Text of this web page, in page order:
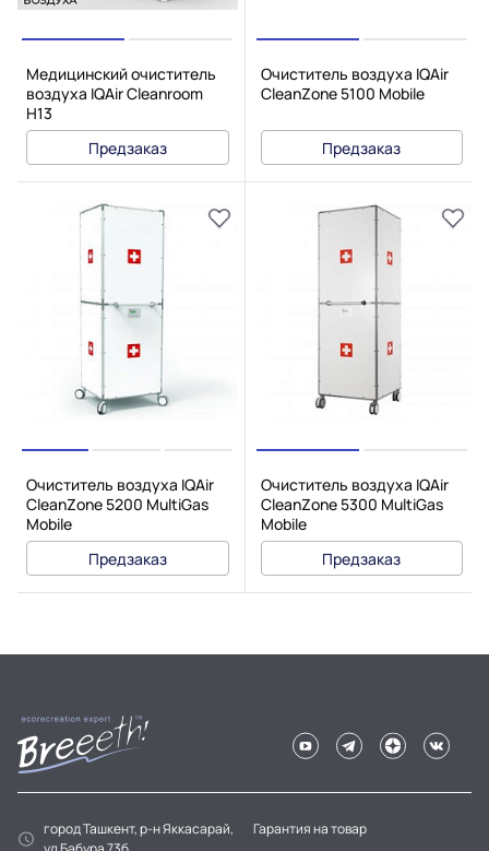
Медицинский очиститель
воздуха IQAir Cleanroom
H13
Предзаказ
Очиститель воздуха IQAir
CleanZone 5100 Mobile
Предзаказ
Очиститель воздуха IQAir
CleanZone 5200 MultiGas
Mobile
Предзаказ
Очиститель воздуха IQAir
CleanZone 5300 MultiGas
Mobile
Предзаказ
город Ташкент, р-н Яккасарай,
Гарантия на товар